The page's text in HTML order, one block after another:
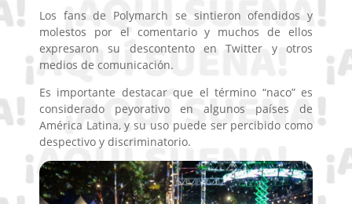
Los fans de Polymarch se sintieron ofendidos y
molestos por el comentario y muchos de ellos
expresaron su descontento en Twitter y otros
medios de comunicación.
Es importante destacar que el término “naco” es
considerado peyorativo en algunos países de
América Latina, y su uso puede ser percibido como
despectivo y discriminatorio.